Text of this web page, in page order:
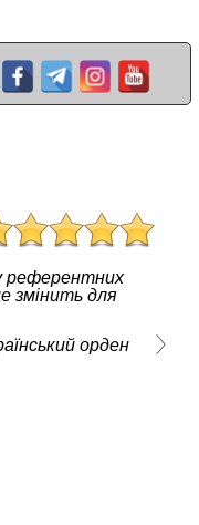
референтних
змінить для
орден